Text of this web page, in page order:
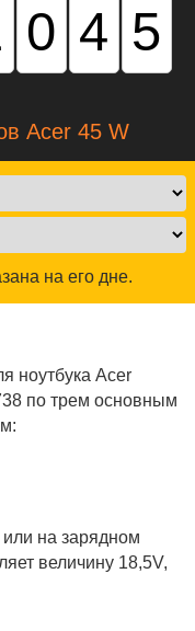
Acer 45 W
на его дне.
ноутбука Acer
по трем основным
на зарядном
величину 18,5V,